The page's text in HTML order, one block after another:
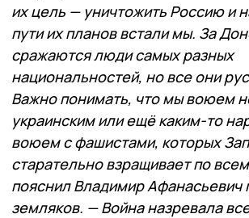
их цель — уничтожить Россию и
пути их планов встали мы. За
сражаются люди самых разных
национальностей, но все они
Важно понимать, что мы воюем
украинским или ещё каким-то
воюем с фашистами, которых
старательно взращивает по
пояснил Вла­димир Афанасьевич
земляков. — Война на­зревала